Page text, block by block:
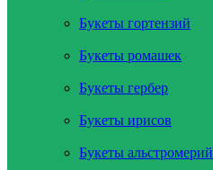
Букеты гортензий
Букеты ромашек
Букеты гербер
Букеты ирисов
Букеты альстромерий